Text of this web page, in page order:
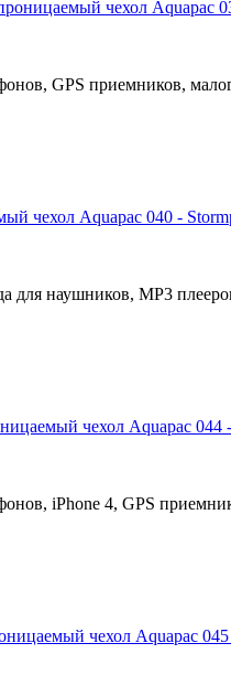
чехол Aquapac
GPS приемников,
чехол Aquapac 040 -
наушников, МР3
чехол Aquapac 044
iPhone 4, GPS
чехол Aquapac